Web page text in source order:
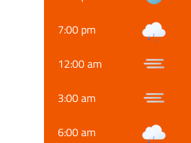
7:00 pm
12:00 am
3:00 am
6:00 am